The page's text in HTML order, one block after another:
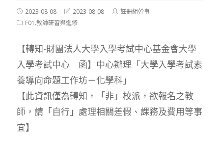
Post
published:
2023-08-08
Post
last
modified:
2023-08-08
Post註冊組幹事
PostF01.教師研習與進修
【轉知-財團法人大學入學考試中心基金會大學
入學考試中心 函】中心辦理「大學入學考試素
養導向命題工作坊－化學科」
【此資訊僅為轉知，「非」校派，欲報名之教
師，請「自行」處理相關差假、課務及費用等事
宜】